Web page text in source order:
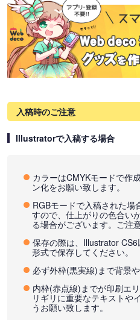
入稿時のご注意
Illustratorで入稿する場合
カラーはCMYKモードで作
ン化をお願い致します。
RGBモードで入稿された場
すので、仕上がりの色合い
る場合がございます。ご注
保存の際は、Illustrator CS6
形式で保存してください。
必ず外枠(黒実線)まで背景
内枠(赤点線)までが印刷エ
リギリに重要なテキストや
うお願い致します。